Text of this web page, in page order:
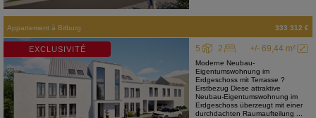
Appartement à Bitburg 333 312 €
EXCLUSIVITÉ +/- 69,44 m²
5 2
Moderne Neubau-
Eigentumswohnung im
Erdgeschoss mit Terrasse ?
Erstbezug Diese attraktive
Neubau-Eigentumswohnung im
Erdgeschoss überzeugt mit einer
durchdachten Raumaufteilung ...